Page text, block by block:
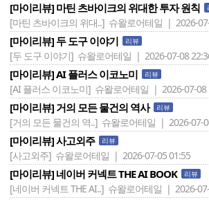
[마이리뷰] 마틴 츠바이크의 위대한 투자 원칙
[마틴 츠바이크의 위대..] 슈왈로어테일 | 2026-
[마이리뷰] 두 도구 이야기 리뷰
[두 도구 이야기] 슈왈로어테일 | 2026-07-08
[마이리뷰] AI 플러스 이코노미 리뷰
[AI 플러스 이코노미] 슈왈로어테일 | 2026-07-08
[마이리뷰] 거의 모든 물건의 역사 리뷰
[거의 모든 물건의 역..] 슈왈로어테일 | 2026-07-
[마이리뷰] 사고외주 리뷰
[사고외주] 슈왈로어테일 | 2026-07-05 01:55
[마이리뷰] 네이버 커넥트 THE AI BOOK 리뷰
[네이버 커넥트 THE AI..] 슈왈로어테일 | 2026-